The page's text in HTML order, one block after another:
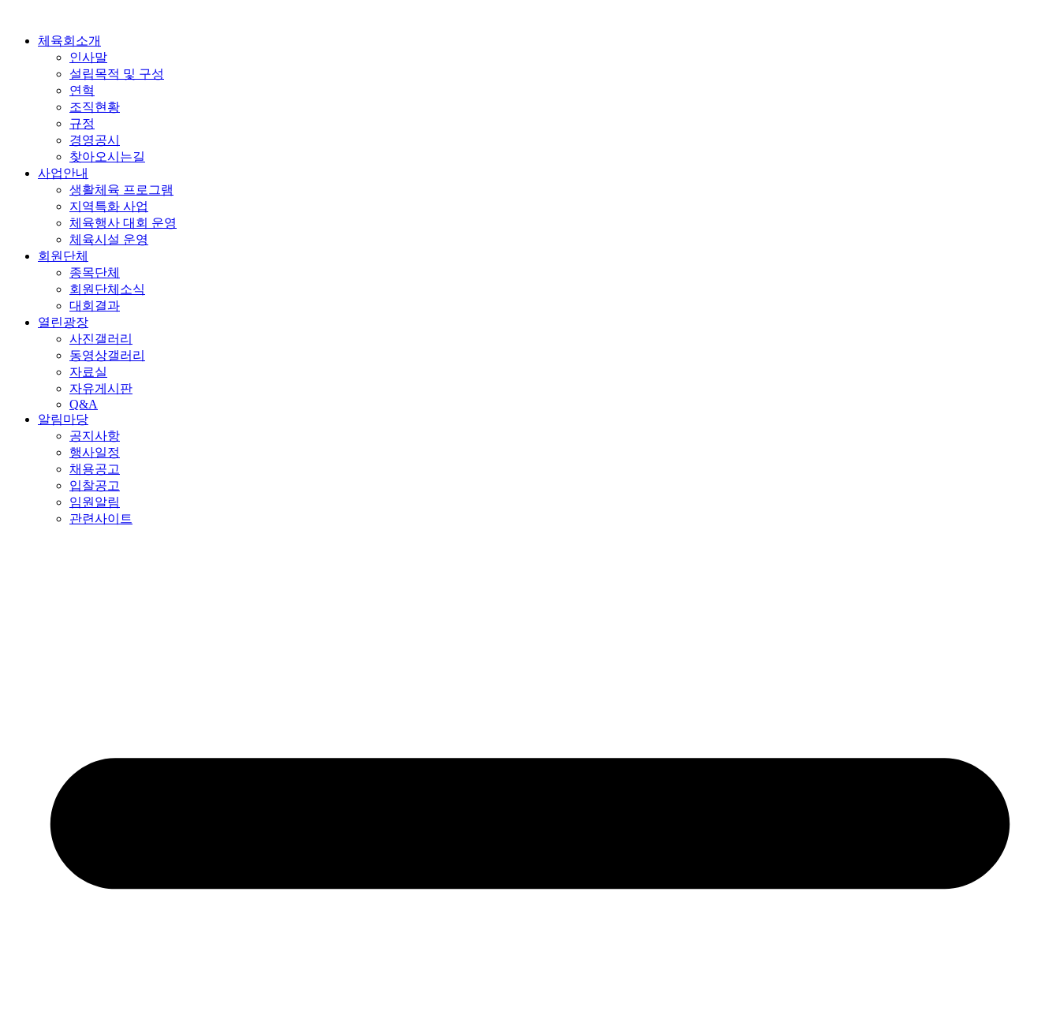
체육회소개
인사말
설립목적 및 구성
연혁
조직현황
규정
경영공시
찾아오시는길
사업안내
생활체육 프로그램
지역특화 사업
체육행사 대회 운영
체육시설 운영
회원단체
종목단체
회원단체소식
대회결과
열린광장
사진갤러리
동영상갤러리
자료실
자유게시판
Q&A
알림마당
공지사항
행사일정
채용공고
입찰공고
임원알림
관련사이트